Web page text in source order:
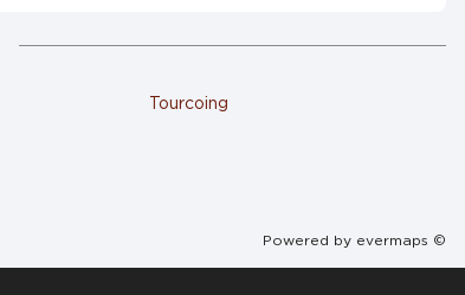
Tourcoing
Powered by evermaps ©